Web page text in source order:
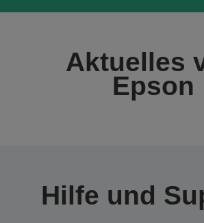
Aktuelles
Epson
Hilfe und